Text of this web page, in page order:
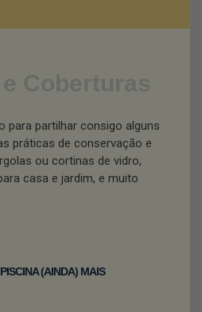
para partilhar consigo alguns
práticas de conservação e
ou cortinas de vidro,
casa e jardim, e muito
(AINDA) MAIS